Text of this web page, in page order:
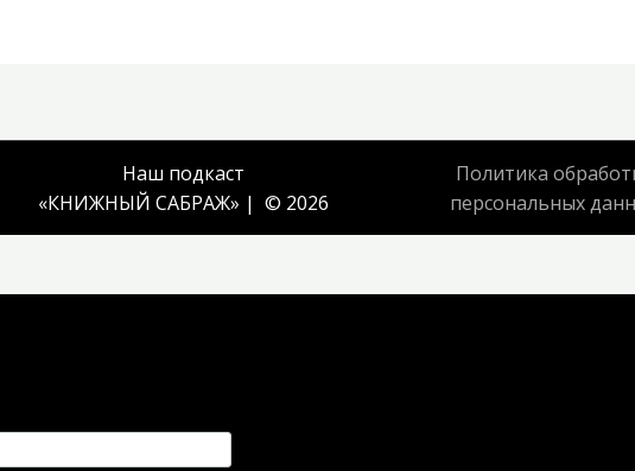
Наш подкаст
«КНИЖНЫЙ САБРАЖ» | © 2026
Политика
персональных